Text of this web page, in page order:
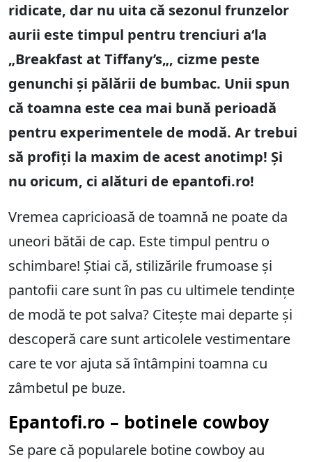
ridicate, dar nu uita că sezonul frunzelor
aurii este timpul pentru trenciuri a‘la
„Breakfast at Tiffany’s„, cizme peste
genunchi și pălării de bumbac. Unii spun
că toamna este cea mai bună perioadă
pentru experimentele de modă. Ar trebui
să profiți la maxim de acest anotimp! Și
nu oricum, ci alături de epantofi.ro!
Vremea capricioasă de toamnă ne poate da
uneori bătăi de cap. Este timpul pentru o
schimbare! Știai că, stilizările frumoase și
pantofii care sunt în pas cu ultimele tendințe
de modă te pot salva? Citește mai departe și
descoperă care sunt articolele vestimentare
care te vor ajuta să întâmpini toamna cu
zâmbetul pe buze.
Epantofi.ro – botinele cowboy
Se pare că popularele botine cowboy au